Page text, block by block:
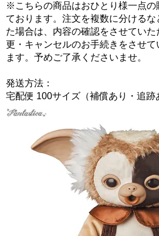
※こちらの商品はおひとり様一点の
ております。注文を複数に分ける
た場合は、内容の確認をさせてい
更・キャンセルのお手続きをさせ
ます。予めご了承くださいませ。
発送方法：
宅配便 100サイズ（補償あり・追跡